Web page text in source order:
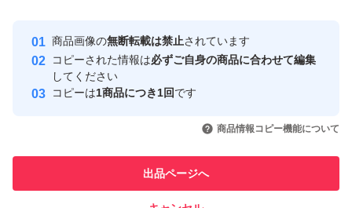
安心取引出品者
心・安全なユーザーです
取引実績
引を完了させた実績があります
での取引実績があります
商品画像の無断転載は禁止されています
コピーされた情報は必ずご自身の商品に合わせて編集
してください
コピーは1商品につき1回です
商品情報コピー機能について
出品ページへ